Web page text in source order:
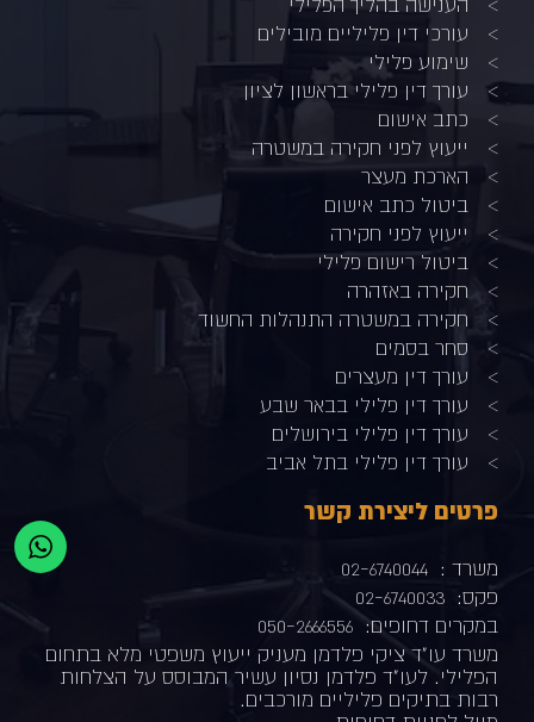
עורכי דין פליליים מובילים
שימוע פלילי
עורך דין פלילי בראשון לציון
כתב אישום
ייעוץ לפני חקירה במשטרה
הארכת מעצר
ביטול כתב אישום
ייעוץ לפני חקירה
ביטול רישום פלילי
חקירה באזהרה
חקירה במשטרה התנהלות החשוד
סחר בסמים
עורך דין מעצרים
עורך דין פלילי בבאר שבע
עורך דין פלילי בירושלים
עורך דין פלילי בתל אביב
פרטים ליצירת קשר
משרד :
02-6740044
פקס:
02-6740033
במקרים דחופים: 050-2666556
משרד עו"ד ציקי פלדמן מעניק ייעוץ משפטי מלא בתחום
הפלילי. לעו"ד פלדמן נסיון עשיר המבוסס על הצלחות
רבות בתיקים פליליים מורכבים.